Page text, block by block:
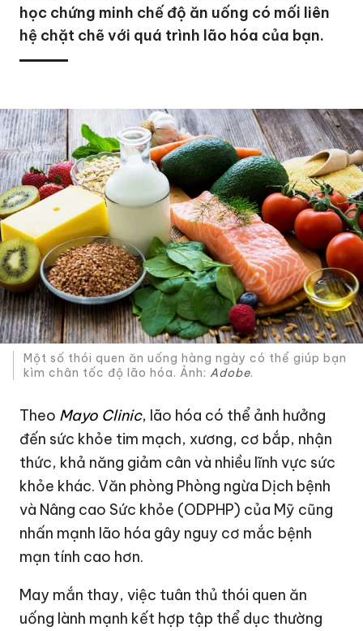
học chứng minh chế độ ăn uống có mối liên
hệ chặt chẽ với quá trình lão hóa của bạn.
Một số thói quen ăn uống hàng ngày có thể giúp bạn
kìm chân tốc độ lão hóa. Ảnh: Adobe.
Theo Mayo Clinic, lão hóa có thể ảnh hưởng
đến sức khỏe tim mạch, xương, cơ bắp, nhận
thức, khả năng giảm cân và nhiều lĩnh vực sức
khỏe khác. Văn phòng Phòng ngừa Dịch bệnh
và Nâng cao Sức khỏe (ODPHP) của Mỹ cũng
nhấn mạnh lão hóa gây nguy cơ mắc bệnh
mạn tính cao hơn.
May mắn thay, việc tuân thủ thói quen ăn
uống lành mạnh kết hợp tập thể dục thường